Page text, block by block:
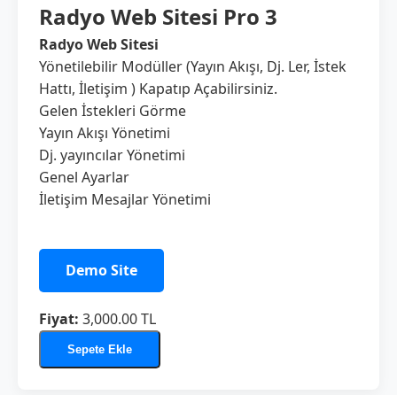
Radyo Web Sitesi Pro 3
Radyo Web Sitesi
Yönetilebilir Modüller (Yayın Akışı, Dj. Ler, İstek
Hattı, İletişim ) Kapatıp Açabilirsiniz.
Gelen İstekleri Görme
Yayın Akışı Yönetimi
Dj. yayıncılar Yönetimi
Genel Ayarlar
İletişim Mesajlar Yönetimi
Demo Site
Fiyat: 3,000.00 TL
Sepete Ekle